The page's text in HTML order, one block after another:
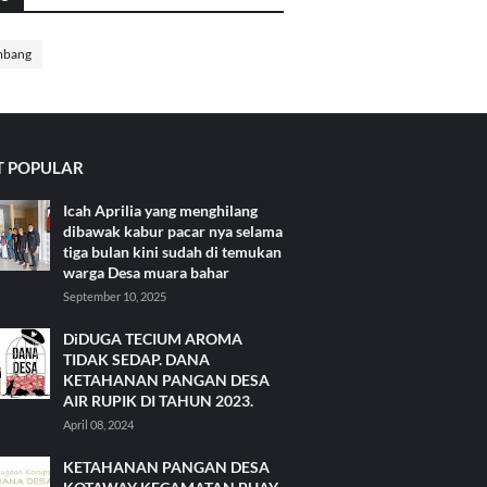
POPULAR
Icah Aprilia yang menghilang
dibawak kabur pacar nya selama
tiga bulan kini sudah di temukan
warga Desa muara bahar
September 10, 2025
DiDUGA TECIUM AROMA
TIDAK SEDAP. DANA
KETAHANAN PANGAN DESA
AIR RUPIK DI TAHUN 2023.
April 08, 2024
KETAHANAN PANGAN DESA